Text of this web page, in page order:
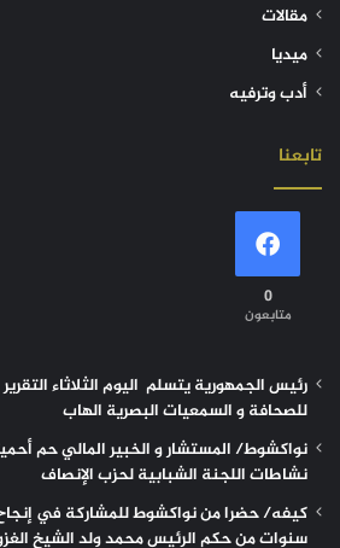
مقالات
ميديا
أدب وترفيه
تابعنا
0
متابعون
رئيس الجمهورية يتسلم اليوم الثلاثاء
للصحافة و السمعيات البصرية الهاب
نواكشوط/ المستشار و الخبير المالي حم
نشاطات اللجنة الشبابية لحزب الإنصاف
سنوات من حكم الرئيس محمد ولد الشيخ